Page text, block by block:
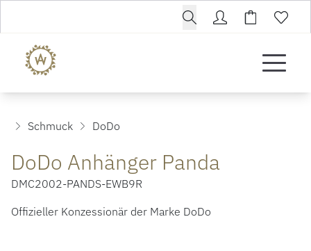
Schmuck DoDo
DoDo Anhänger Panda
DMC2002-PANDS-EWB9R
Offizieller Konzessionär der Marke DoDo